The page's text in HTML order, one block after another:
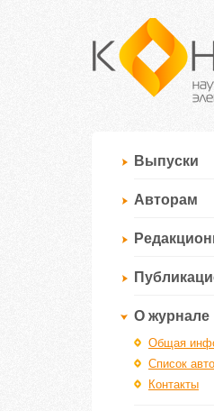
Выпуски
Авторам
О журнале
Общая
Список
Контакты